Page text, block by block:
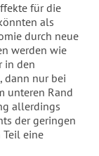
für die
als
durch neue
werden wie
in den
dann nur bei
unteren Rand
allerdings
der geringen
eine